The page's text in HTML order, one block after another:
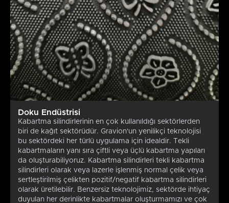
Doku Endüstrisi
Kabartma silindirlerinin en çok kullanıldığı sektörlerden
biri de kağıt sektörüdür. Gravion'un yenilikçi teknolojisi
bu sektördeki her türlü uygulama için idealdir. Tekli
kabartmaların yanı sıra çiftli veya üçlü kabartma yapıları
da oluşturabiliyoruz. Kabartma silindirleri tekli kabartma
silindirleri olarak veya lazerle işlenmiş normal çelik veya
sertleştirilmiş çelikten pozitif/negatif kabartma silindirleri
olarak üretilebilir. Benzersiz teknolojimiz, sektörde ihtiyaç
duyulan her derinlikte kabartmalar oluşturmamızı ve çok